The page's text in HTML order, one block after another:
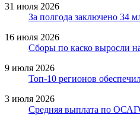
31 июля 2026
За полгода заключено 34
16 июля 2026
Сборы по каско выросли
9 июля 2026
Топ-10 регионов
3 июля 2026
Средняя выплата по